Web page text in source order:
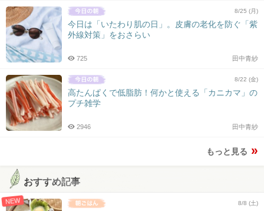
8/25 (月)
今日は「いたわり肌の日」。皮膚の老化を防ぐ「紫
外線対策」をおさらい
田中青紗
725
8/22 (金)
高たんぱくで低脂肪！何かと使える「カニカマ」の
プチ雑学
田中青紗
2946
もっと見る
おすすめ記事
NEW 8/8 (土)